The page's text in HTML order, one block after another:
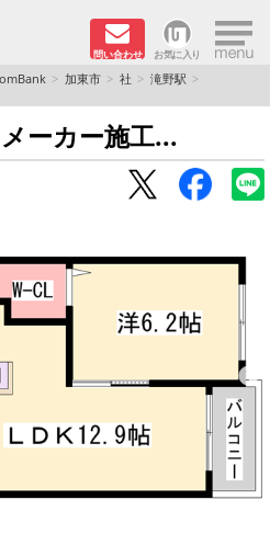
問い合わせ お気に入り ×
加東市 社
滝野駅
ーカー施工...